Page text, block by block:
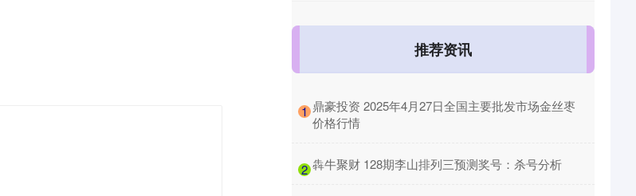
推荐资讯
1 ​鼎豪投资 2025年4月27日全国主要批发市场金丝枣
价格行情
2 ​犇牛聚财 128期李山排列三预测奖号：杀号分析